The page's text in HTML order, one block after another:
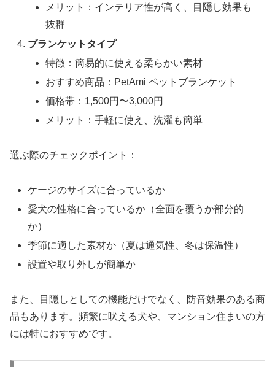
メリット：インテリア性が高く、目隠し効果も
抜群
ブランケットタイプ
特徴：簡易的に使える柔らかい素材
おすすめ商品：PetAmi ペットブランケット
価格帯：1,500円〜3,000円
メリット：手軽に使え、洗濯も簡単
選ぶ際のチェックポイント：
ケージのサイズに合っているか
愛犬の性格に合っているか（全面を覆うか部分的
か）
季節に適した素材か（夏は通気性、冬は保温性）
設置や取り外しが簡単か
また、目隠しとしての機能だけでなく、防音効果のある商
品もあります。頻繁に吠える犬や、マンション住まいの方
には特におすすめです。